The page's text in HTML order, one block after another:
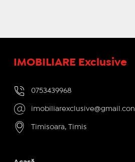
IMOBILIARE Exclusive
0753439968
imobiliarexclusive@gmail.con
Timisoara, Timis